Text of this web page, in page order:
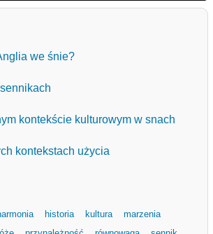
we śnie?
kontekście kulturowym w snach
kontekstach użycia
historia kultura
marzenia